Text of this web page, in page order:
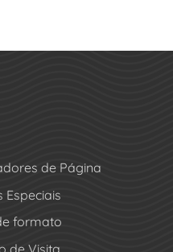
de Página
Especiais
formato
de Visita